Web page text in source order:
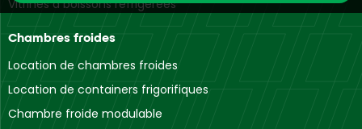
Vitrines à boissons réfrigérées
Chambres froides
Location de chambres froides
Location de containers frigorifiques
Chambre froide modulable